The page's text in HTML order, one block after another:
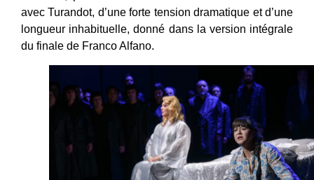
avec Turandot, d’une forte tension dramatique et d’une
longueur inhabituelle, donné dans la version intégrale
du finale de Franco Alfano.